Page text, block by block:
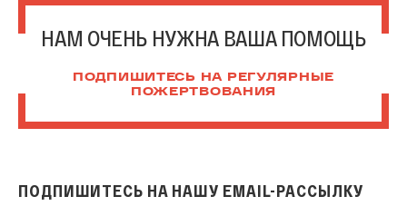
НАМ ОЧЕНЬ НУЖНА ВАША ПОМОЩЬ
ПОДПИШИТЕСЬ НА РЕГУЛЯРНЫЕ
ПОЖЕРТВОВАНИЯ
ПОДПИШИТЕСЬ НА НАШУ EMAIL-РАССЫЛКУ